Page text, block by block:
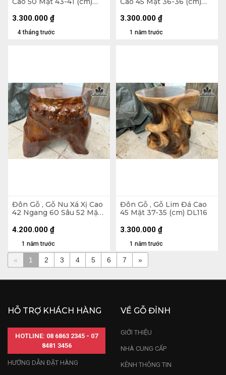
4 tháng trước
3.300.000 ₫
1 năm trước
3.300.000 ₫
Đôn Gỗ , Gỗ Nu Xá Xị Cao
42 Ngang 60 Sâu 52 Mặt
1 năm trước
4.200.000 ₫
Đôn Gỗ , Gỗ Lim Đá Cao
45 Mặt 37-35 (cm) DL116
1 năm trước
3.300.000 ₫
« 1 2 3 4 5 6 7 »
HỖ TRỢ KHÁCH HÀNG
HOTLINE: 08 6863 2345 - 07
8481 3456
HƯỚNG DẪN ĐẶT HÀNG
VỀ GỖ ĐỈNH
GIỚI THIỆU
NHÀ CUNG CẤP
KÊNH THÔNG TIN